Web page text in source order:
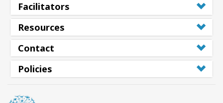
Facilitators
Resources
Contact
Policies